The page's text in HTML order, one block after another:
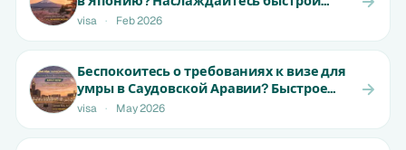
обработкой для резидентов ОАЭ | От 650
visa · Feb 2026
Беспокоитесь о требованиях к визе для
умры в Саудовской Аравии? Быстрое
одобрение для жителей ОАЭ |
visa · May 2026